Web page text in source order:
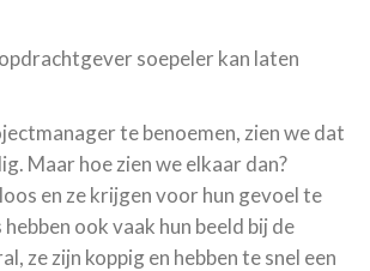
soepeler kan laten
te benoemen, zien we dat
Maar hoe zien we elkaar dan?
en ze krijgen voor hun gevoel te
ook vaak hun beeld bij de
ze zijn koppig en hebben te snel een